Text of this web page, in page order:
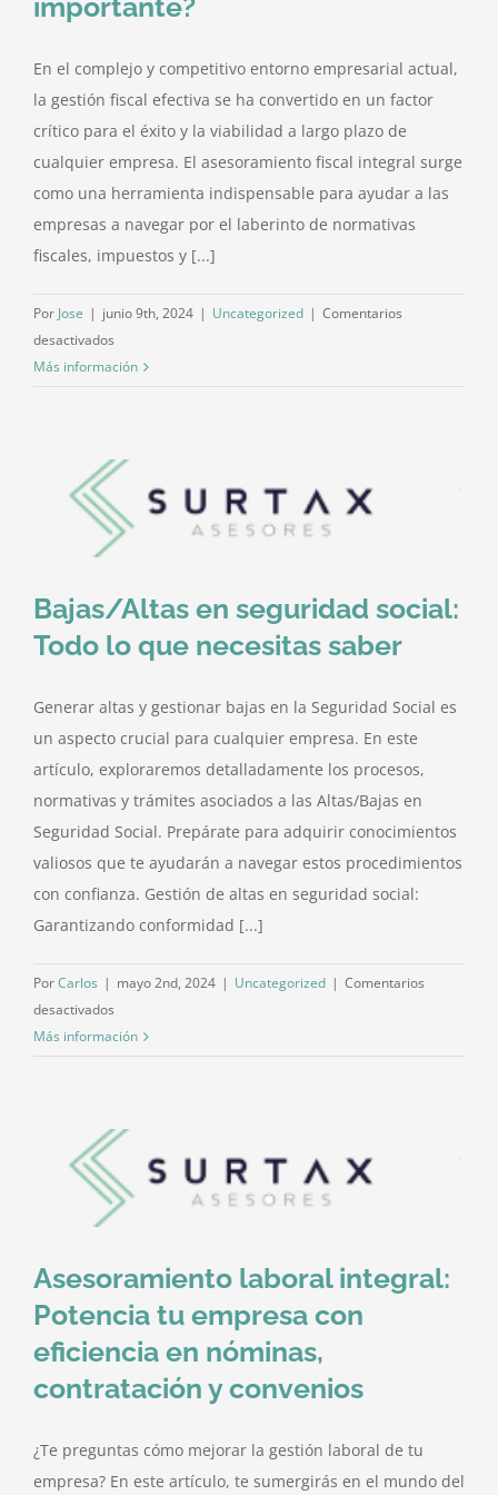
importante?
En el complejo y competitivo entorno empresarial actual,
la gestión fiscal efectiva se ha convertido en un factor
crítico para el éxito y la viabilidad a largo plazo de
cualquier empresa. El asesoramiento fiscal integral surge
como una herramienta indispensable para ayudar a las
empresas a navegar por el laberinto de normativas
fiscales, impuestos y [...]
Por Jose | junio 9th, 2024 | Uncategorized | Comentarios
desactivados
Los
fiscal
integral
para
qué
importante?
Más información
Bajas/Altas en seguridad social:
Todo lo que necesitas saber
Generar altas y gestionar bajas en la Seguridad Social es
un aspecto crucial para cualquier empresa. En este
artículo, exploraremos detalladamente los procesos,
normativas y trámites asociados a las Altas/Bajas en
Seguridad Social. Prepárate para adquirir conocimientos
valiosos que te ayudarán a navegar estos procedimientos
con confianza. Gestión de altas en seguridad social:
Garantizando conformidad [...]
PorCarlos | mayo 2nd, 2024 | Uncategorized | Comentarios
desactivados
Bajas/Altas
Todo
que
Más información
Asesoramiento laboral integral:
Potencia tu empresa con
eficiencia en nóminas,
contratación y convenios
¿Te preguntas cómo mejorar la gestión laboral de tu
empresa? En este artículo, te sumergirás en el mundo del